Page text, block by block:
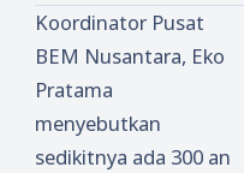
Pontian
ak
Dana
Bantu
Maluku
2019-
2020
Koordinator Pusat
BEM Nusantara, Eko
Pratama
menyebutkan
sedikitnya ada 300 an